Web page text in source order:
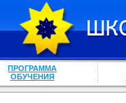
ПРОГРАММА
ОБУЧЕНИЯ